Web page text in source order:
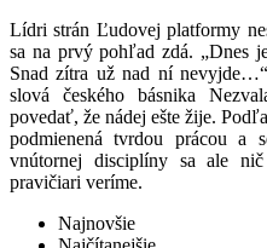
Lídri strán Ľudovej platformy
sa na prvý pohľad zdá. „Dnes
Snad zítra už nad ní
slová českého básnika
povedať, že nádej ešte žije.
podmienená tvrdou prácou a
vnútornej disciplíny sa ale
pravičiari veríme.
Najnovšie